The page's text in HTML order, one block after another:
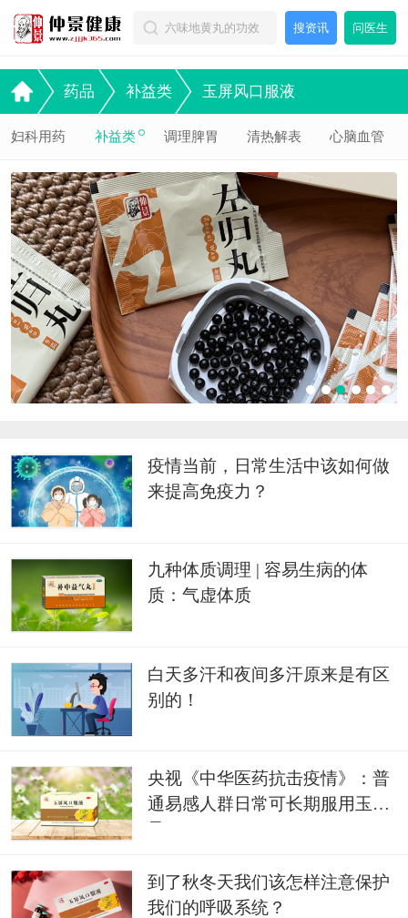
搜资讯 问医生
药品 补益类 玉屏风口服液
妇科用药 补益类 调理脾胃 清热解表 心脑血管
疫情当前，日常生活中该如何做
来提高免疫力？
九种体质调理 | 容易生病的体
质：气虚体质
白天多汗和夜间多汗原来是有区
别的！
央视《中华医药抗击疫情》：普
通易感人群日常可长期服用玉屏
风
到了秋冬天我们该怎样注意保护
我们的呼吸系统？